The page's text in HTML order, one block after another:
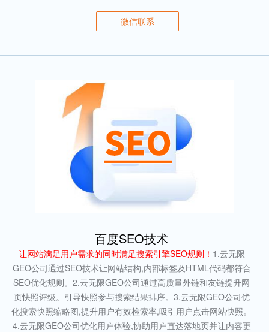
微信联系
百度SEO技术
让网站满足用户需求的同时满足搜索引擎SEO规则！ 1.云无限
GEO公司通过SEO技术让网站结构,内部标签及HTML代码都符合
SEO优化规则。2.云无限GEO公司通过高质量外链和友链提升网
页快照评级。引导快照参与搜索结果排序。3.云无限GEO公司优
化搜索快照缩略图,提升用户有效检索率,吸引用户点击网站快照。
4.云无限GEO公司优化用户体验,协助用户直达落地页并让内容更